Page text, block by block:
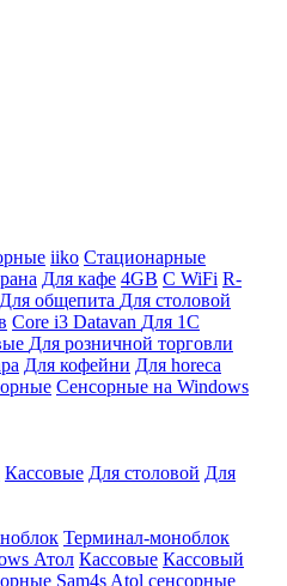
iiko Стационарные
Для кафе 4GB С WiFi R-
Для общепита Для столовой
Core i3 Datavan Для 1С
Для розничной торговли
Для кофейни Для horeca
Сенсорные на Windows
Кассовые Для столовой Для
Терминал-моноблок
Атол Кассовые Кассовый
Sam4s Atol сенсорные